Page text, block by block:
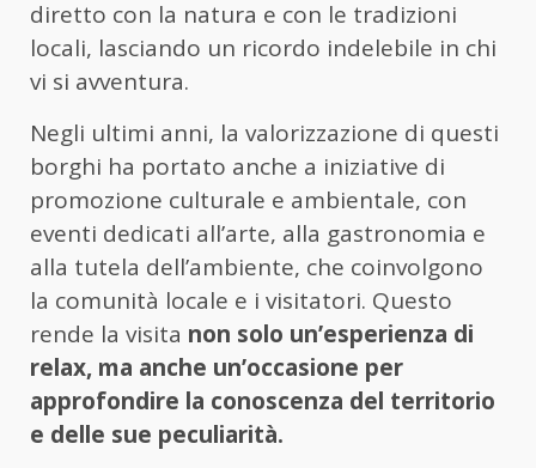
diretto con la natura e con le tradizioni
locali, lasciando un ricordo indelebile in chi
vi si avventura.
Negli ultimi anni, la valorizzazione di questi
borghi ha portato anche a iniziative di
promozione culturale e ambientale, con
eventi dedicati all’arte, alla gastronomia e
alla tutela dell’ambiente, che coinvolgono
la comunità locale e i visitatori. Questo
rende la visita non solo un’esperienza di
relax, ma anche un’occasione per
approfondire la conoscenza del territorio
e delle sue peculiarità.